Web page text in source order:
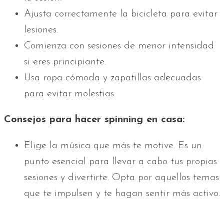
Ajusta correctamente la bicicleta para evitar
lesiones.
Comienza con sesiones de menor intensidad
si eres principiante.
Usa ropa cómoda y zapatillas adecuadas
para evitar molestias.
Consejos para hacer spinning en casa:
Elige la música que más te motive. Es un
punto esencial para llevar a cabo tus propias
sesiones y divertirte. Opta por aquellos temas
que te impulsen y te hagan sentir más activo.